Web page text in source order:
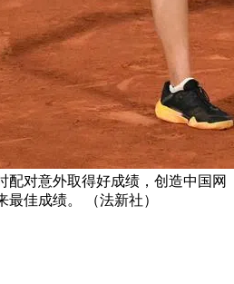
配对意外取得好成绩，创造中国网
佳成绩。 （法新社）